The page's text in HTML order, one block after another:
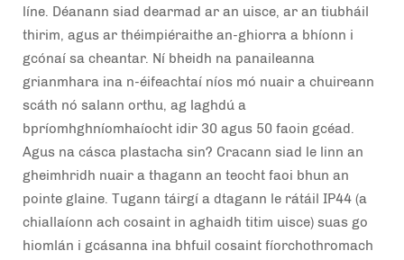
líne. Déanann siad dearmad ar an uisce, ar an tiubháil
thirim, agus ar théimpiéraithe an-ghiorra a bhíonn i
gcónaí sa cheantar. Ní bheidh na panaileanna
grianmhara ina n-éifeachtaí níos mó nuair a chuireann
scáth nó salann orthu, ag laghdú a
bpríomhghníomhaíocht idir 30 agus 50 faoin gcéad.
Agus na cásca plastacha sin? Cracann siad le linn an
gheimhridh nuair a thagann an teocht faoi bhun an
pointe glaine. Tugann táirgí a dtagann le rátáil IP44 (a
chiallaíonn ach cosaint in aghaidh titim uisce) suas go
hiomlán i gcásanna ina bhfuil cosaint fíorchothromach